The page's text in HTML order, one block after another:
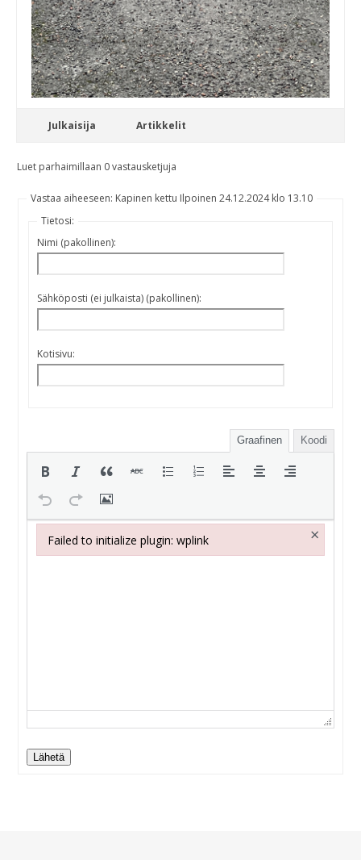
Julkaisija Artikkelit
Luet parhaimillaan 0 vastausketjuja
Vastaa aiheeseen: Kapinen kettu Ilpoinen 24.12.2024 klo 13.10
Tietosi:
Nimi (pakollinen):
Sähköposti (ei julkaista) (pakollinen):
Kotisivu:
Graafinen Koodi
Lähetä
Failed to initialize plugin: wplink ×
Failed to initialize plugin: wplink